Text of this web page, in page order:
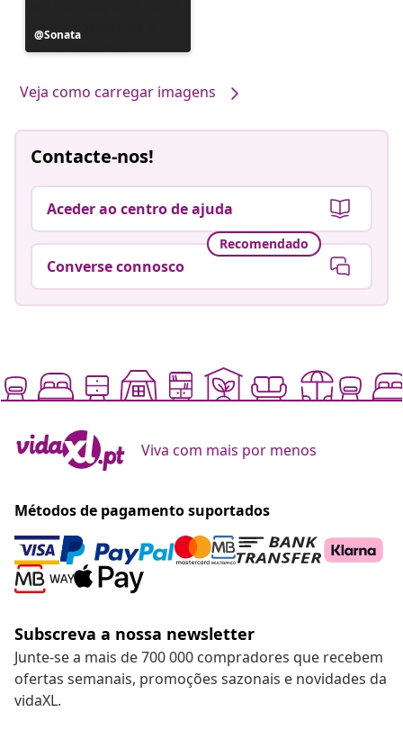
Postagem
publicada
Sonata
Veja como carregar imagens
Contacte-nos!
Aceder ao centro de ajuda
Recomendado
Converse connosco
Viva com mais por menos
Métodos de pagamento suportados
Subscreva a nossa newsletter
Junte-se a mais de 700 000 compradores que recebem
ofertas semanais, promoções sazonais e novidades da
vidaXL.